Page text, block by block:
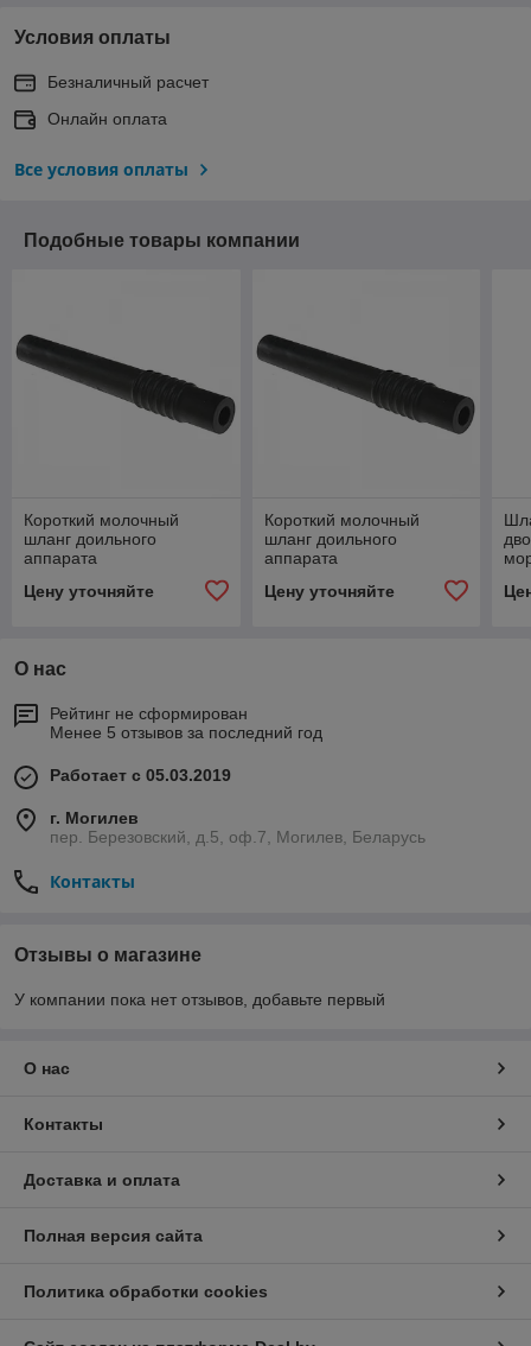
Условия оплаты
Безналичный расчет
Онлайн оплата
Все условия оплаты
Подобные товары компании
Короткий молочный
шланг доильного
аппарата
Цену уточняйте
Короткий молочный
шланг доильного
аппарата
Цену уточняйте
О нас
Рейтинг не сформирован
Менее 5 отзывов за последний год
Работает с 05.03.2019
г. Могилев
пер. Березовский, д.5, оф.7, Могилев, Беларусь
Контакты
Отзывы о магазине
У компании пока нет отзывов, добавьте первый
О нас
Контакты
Доставка и оплата
Полная версия сайта
Политика обработки cookies